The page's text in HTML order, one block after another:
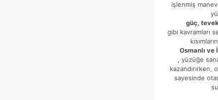
işlenmiş
güç,
gibi kavramları
Osmanlı
, yüzüğe
kazandırırken,
sayesinde